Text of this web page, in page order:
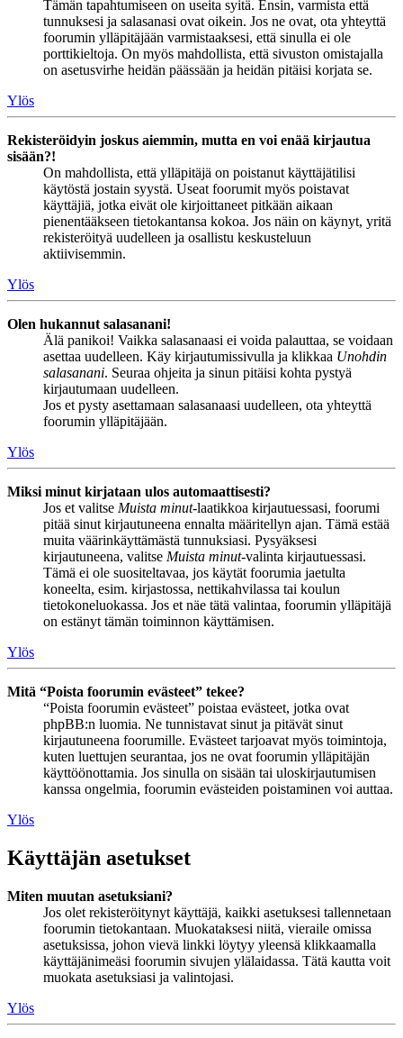
Tämän tapahtumiseen on useita syitä. Ensin, varmista että
tunnuksesi ja salasanasi ovat oikein. Jos ne ovat, ota yhteyttä
foorumin ylläpitäjään varmistaaksesi, että sinulla ei ole
porttikieltoja. On myös mahdollista, että sivuston omistajalla
on asetusvirhe heidän päässään ja heidän pitäisi korjata se.
Ylös
Rekisteröidyin joskus aiemmin, mutta en voi enää kirjautua
sisään?!
On mahdollista, että ylläpitäjä on poistanut käyttäjätilisi
käytöstä jostain syystä. Useat foorumit myös poistavat
käyttäjiä, jotka eivät ole kirjoittaneet pitkään aikaan
pienentääkseen tietokantansa kokoa. Jos näin on käynyt, yritä
rekisteröityä uudelleen ja osallistu keskusteluun
aktiivisemmin.
Ylös
Olen hukannut salasanani!
Älä panikoi! Vaikka salasanaasi ei voida palauttaa, se voidaan
asettaa uudelleen. Käy kirjautumissivulla ja klikkaa Unohdin
salasanani. Seuraa ohjeita ja sinun pitäisi kohta pystyä
kirjautumaan uudelleen.
Jos et pysty asettamaan salasanaasi uudelleen, ota yhteyttä
foorumin ylläpitäjään.
Ylös
Miksi minut kirjataan ulos automaattisesti?
Jos et valitse Muista minut-laatikkoa kirjautuessasi, foorumi
pitää sinut kirjautuneena ennalta määritellyn ajan. Tämä estää
muita väärinkäyttämästä tunnuksiasi. Pysyäksesi
kirjautuneena, valitse Muista minut-valinta kirjautuessasi.
Tämä ei ole suositeltavaa, jos käytät foorumia jaetulta
koneelta, esim. kirjastossa, nettikahvilassa tai koulun
tietokoneluokassa. Jos et näe tätä valintaa, foorumin ylläpitäjä
on estänyt tämän toiminnon käyttämisen.
Ylös
Mitä “Poista foorumin evästeet” tekee?
“Poista foorumin evästeet” poistaa evästeet, jotka ovat
phpBB:n luomia. Ne tunnistavat sinut ja pitävät sinut
kirjautuneena foorumille. Evästeet tarjoavat myös toimintoja,
kuten luettujen seurantaa, jos ne ovat foorumin ylläpitäjän
käyttöönottamia. Jos sinulla on sisään tai uloskirjautumisen
kanssa ongelmia, foorumin evästeiden poistaminen voi auttaa.
Ylös
Käyttäjän asetukset
Miten muutan asetuksiani?
Jos olet rekisteröitynyt käyttäjä, kaikki asetuksesi tallennetaan
foorumin tietokantaan. Muokataksesi niitä, vieraile omissa
asetuksissa, johon vievä linkki löytyy yleensä klikkaamalla
käyttäjänimeäsi foorumin sivujen ylälaidassa. Tätä kautta voit
muokata asetuksiasi ja valintojasi.
Ylös